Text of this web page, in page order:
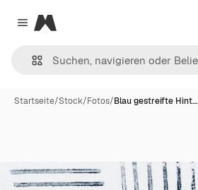
Close menu
Magnific
Startseite/Stock/Fotos/Blau gestreifte Hint…